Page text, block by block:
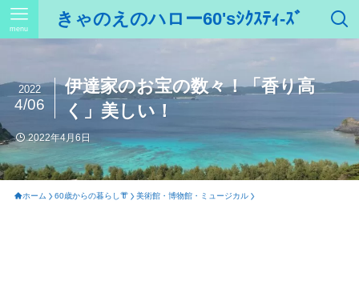
きゃのえのハロー60'sｼｸｽﾃｨ-ｽﾞ
menu
伊達家のお宝の数々！「香り高
く」美しい！
2022
4/06
2022年4月6日
ホーム 60歳からの暮らし👘 美術館・博物館・ミュージカル